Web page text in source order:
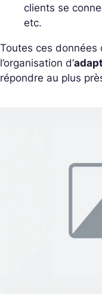
clients se
etc.
Toutes ces
l’organisation d’
répondre au plus